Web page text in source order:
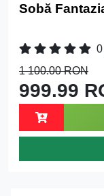
Sobă
0
1 100.00 RON
999.99